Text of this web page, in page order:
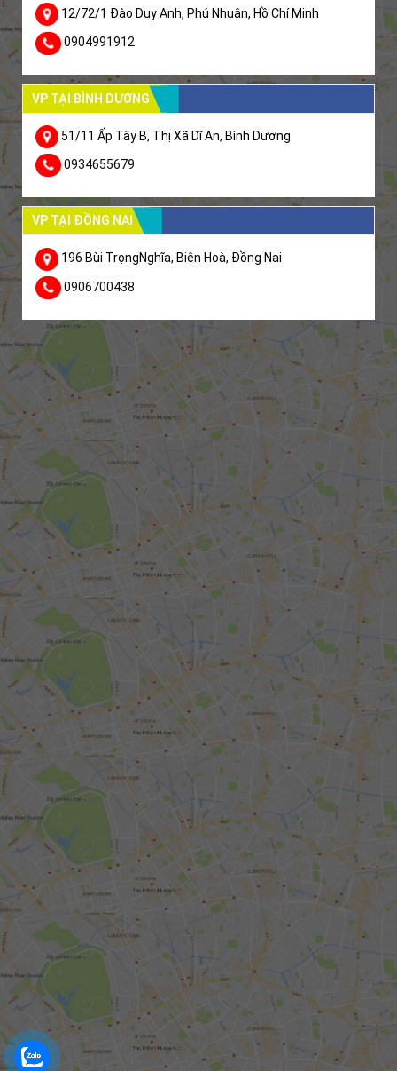
12/72/1 Đào Duy Anh, Phú Nhuận, Hồ Chí Minh
0904991912
VP TẠI BÌNH DƯƠNG
51/11 Ấp Tây B, Thị Xã Dĩ An, Bình Dương
0934655679
VP TẠI ĐỒNG NAI
196 Bùi TrọngNghĩa, Biên Hoà, Đồng Nai
0906700438